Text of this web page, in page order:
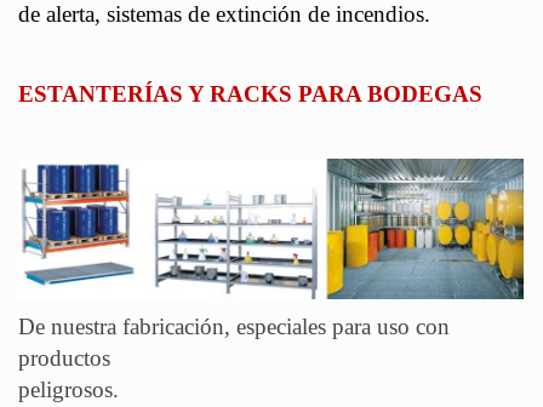
de alerta, sistemas de extinción de incendios.
ESTANTERÍAS Y RACKS PARA BODEGAS
De nuestra fabricación, especiales para uso con
productos